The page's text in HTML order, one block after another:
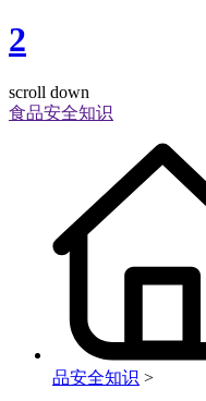
2
scroll down
食品安全知识
品安全知识 >